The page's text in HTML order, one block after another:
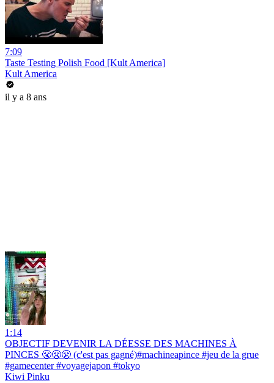
7:09
Taste Testing Polish Food [Kult America]
Kult America
il y a 8 ans
1:14
OBJECTIF DEVENIR LA DÉESSE DES MACHINES À
PINCES 😤😤😤 (c'est pas gagné)#machineapince #jeu de la grue
#gamecenter #voyagejapon #tokyo
Kiwi Pinku